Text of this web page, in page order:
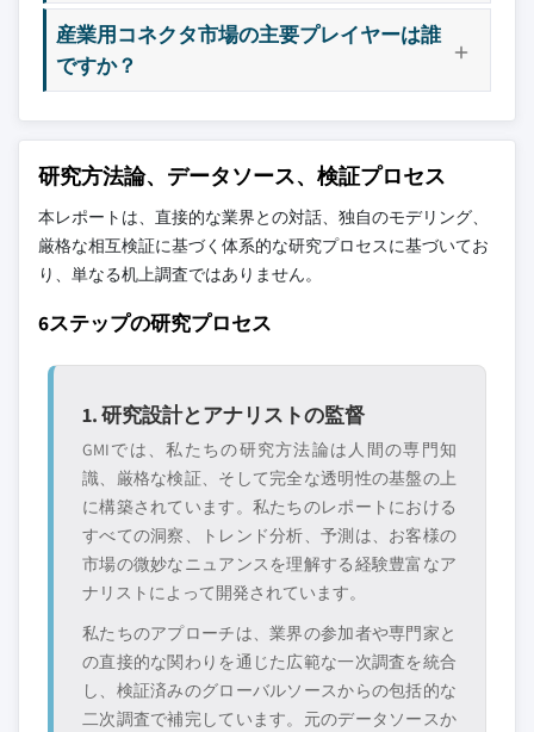
産業用コネクタ市場の主要プレイヤーは誰
ですか？
研究方法論、データソース、検証プロセス
本レポートは、直接的な業界との対話、独自のモデリング、
厳格な相互検証に基づく体系的な研究プロセスに基づいてお
り、単なる机上調査ではありません。
6ステップの研究プロセス
1. 研究設計とアナリストの監督
GMIでは、私たちの研究方法論は人間の専門知
識、厳格な検証、そして完全な透明性の基盤の上
に構築されています。私たちのレポートにおける
すべての洞察、トレンド分析、予測は、お客様の
市場の微妙なニュアンスを理解する経験豊富なア
ナリストによって開発されています。
私たちのアプローチは、業界の参加者や専門家と
の直接的な関わりを通じた広範な一次調査を統合
し、検証済みのグローバルソースからの包括的な
二次調査で補完しています。元のデータソースか